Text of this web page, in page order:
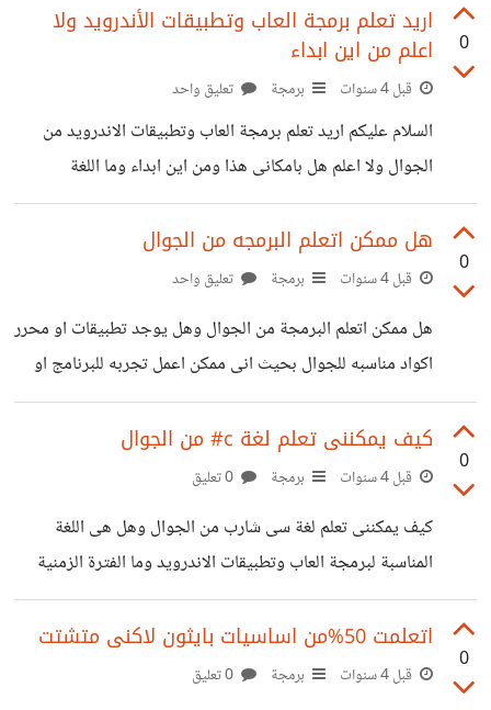
وقت كتيرر ومعقدين وسمعت ان بايثون اسهل وفعلا انا عملت
مقارنه وعرفت ان بايثون سهله جدا المهم انا سؤالى لو عايز
ادرس اللغه بخصوص برمجة العاب وتطبيقات الاندرويد
تنصحونى بايه وهل مكتبة pygame هى مناسبة لهذا الغرض
وهل ممكن اتعلم المكتبه فقط واترك باقى اللغه ولا لازم ابداء
0
اريد تعلم برمجة العاب وتطبيقات الأندرويد ولا
اعلم من اين ابداء
قبل 4 سنوات برمجة تعليق واحد
السلام عليكم اريد تعلم برمجة العاب وتطبيقات الاندرويد من
الجوال ولا اعلم هل بامكانى هذا ومن اين ابداء وما اللغة
المناسبة والاسهل بايثون ام جافا علما باننى افضل جافا ولدى
بعض المعلومات منها افيدونى رجاء
0
هل ممكن اتعلم البرمجه من الجوال
قبل 4 سنوات برمجة تعليق واحد
هل ممكن اتعلم البرمجة من الجوال وهل يوجد تطبيقات او محرر
اكواد مناسبه للجوال بحيث انى ممكن اعمل تجربه للبرنامج او
اللعبه اللى ببرمجها على الجوال ولا لازم كمبيوتر ولا عايزه اتعلم
برمجة العاب اندرويد تنصحونى بايه جافا ولا سى بلس او سى
سارب وايهما اسهل واسرع فى التعلم علما بانى بفضل جافا ارجوا
0
كيف يمكننى تعلم لغة c# من الجوال
قبل 4 سنوات برمجة
كيف يمكننى تعلم لغة سى شارب من الجوال وهل هى اللغة
المناسبة لبرمجة العاب وتطبيقات الاندرويد وما الفترة الزمنية
التى تلزمنى لاتقانها وهل يجب على اتقان الرياضيات من اجل
تصميم الالعاب وهل يمكننى تعلمها من الجوال هل هناك محرر
اكواد اون لاين او اوف لاين وهل محرك يونيتى يوجد له نسخة
0
اتعلمت 50%من اساسيات بايثون لاكنى متشتت
قبل 4 سنوات برمجة